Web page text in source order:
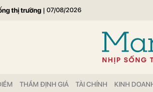
thị trường | 07/08/2026
THẨM ĐỊNH GIÁ TÀI CHÍNH KINH
Gửi bình luận